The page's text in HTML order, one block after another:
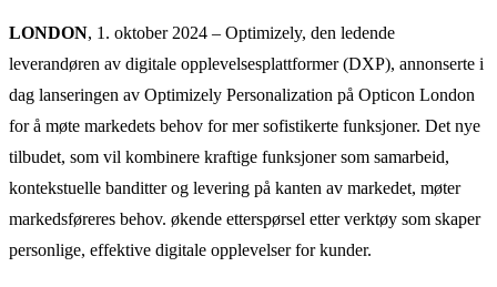
LONDON, 1. oktober 2024 – Optimizely, den ledende
leverandøren av digitale opplevelsesplattformer (DXP), annonserte i
dag lanseringen av Optimizely Personalization på Opticon London
for å møte markedets behov for mer sofistikerte funksjoner. Det nye
tilbudet, som vil kombinere kraftige funksjoner som samarbeid,
kontekstuelle banditter og levering på kanten av markedet, møter
markedsføreres behov. økende etterspørsel etter verktøy som skaper
personlige, effektive digitale opplevelser for kunder.